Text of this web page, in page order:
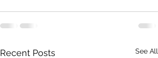
Recent Posts See All